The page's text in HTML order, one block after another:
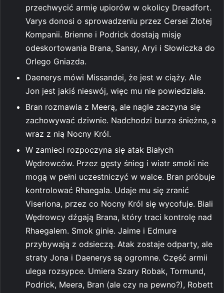
przechwycić armię upiorów w okolicy Dreadfort.
Varys donosi o sprowadzeniu przez Cersei Złotej
Kompanii. Brienne i Podrick dostają misję
odeskortowania Brana, Sansy, Aryi i Słowiczka do
Orlego Gniazda.
Daenerys mówi Missandei, że jest w ciąży. Ale
Jon jest jakiś nieswój, więc mu nie powiedziała.
Bran rozmawia z Meerą, ale nagle zaczyna się
zachowywać dziwnie. Nadchodzi burza śnieżna, a
wraz z nią Nocny Król.
W zamieci rozpoczyna się atak Białych
Wędrowców. Przez gęsty śnieg i wiatr smoki nie
mogą w pełni uczestniczyć w walce. Bran próbuje
kontrolować Rhaegala. Udaje mu się zranić
Viseriona, przez co Nocny Król się wycofuje. Biali
Wędrowcy dźgają Brana, który traci kontrolę nad
Rhaegalem. Smok ginie. Jaime i Edmure
przybywają z odsieczą. Atak zostaje odparty, ale
straty Jona i Daenerys są ogromne. Część armii
ulega rozsypce. Umiera Szary Robak, Tormund,
Podrick, Meera, Bran (ale czy na pewno?), Robett